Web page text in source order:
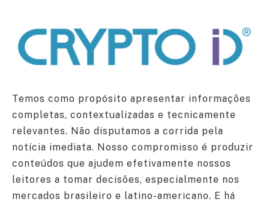
Temos como propósito apresentar informações
completas, contextualizadas e tecnicamente
relevantes. Não disputamos a corrida pela
notícia imediata. Nosso compromisso é produzir
conteúdos que ajudem efetivamente nossos
leitores a tomar decisões, especialmente nos
mercados brasileiro e latino-americano. E há